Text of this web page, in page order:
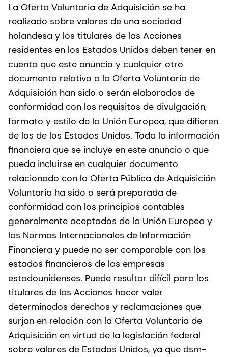
La Oferta Voluntaria de Adquisición se ha
realizado sobre valores de una sociedad
holandesa y los titulares de las Acciones
residentes en los Estados Unidos deben tener en
cuenta que este anuncio y cualquier otro
documento relativo a la Oferta Voluntaria de
Adquisición han sido o serán elaborados de
conformidad con los requisitos de divulgación,
formato y estilo de la Unión Europea, que difieren
de los de los Estados Unidos. Toda la información
financiera que se incluye en este anuncio o que
pueda incluirse en cualquier documento
relacionado con la Oferta Pública de Adquisición
Voluntaria ha sido o será preparada de
conformidad con los principios contables
generalmente aceptados de la Unión Europea y
las Normas Internacionales de Información
Financiera y puede no ser comparable con los
estados financieros de las empresas
estadounidenses. Puede resultar difícil para los
titulares de las Acciones hacer valer
determinados derechos y reclamaciones que
surjan en relación con la Oferta Voluntaria de
Adquisición en virtud de la legislación federal
sobre valores de Estados Unidos, ya que dsm-